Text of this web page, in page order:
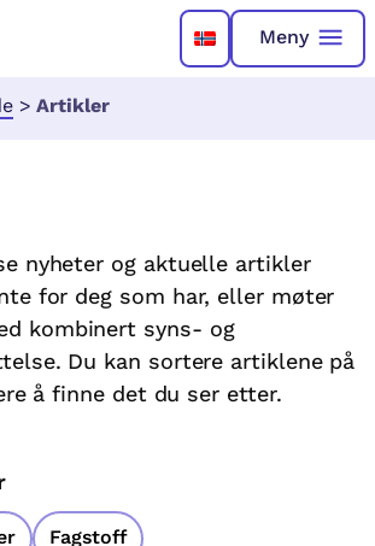
Meny
> Artikler
nyheter og aktuelle artikler
for deg som har, eller møter
kombinert syns- og
Du kan sortere artiklene på
å finne det du ser etter.
Fagstoff